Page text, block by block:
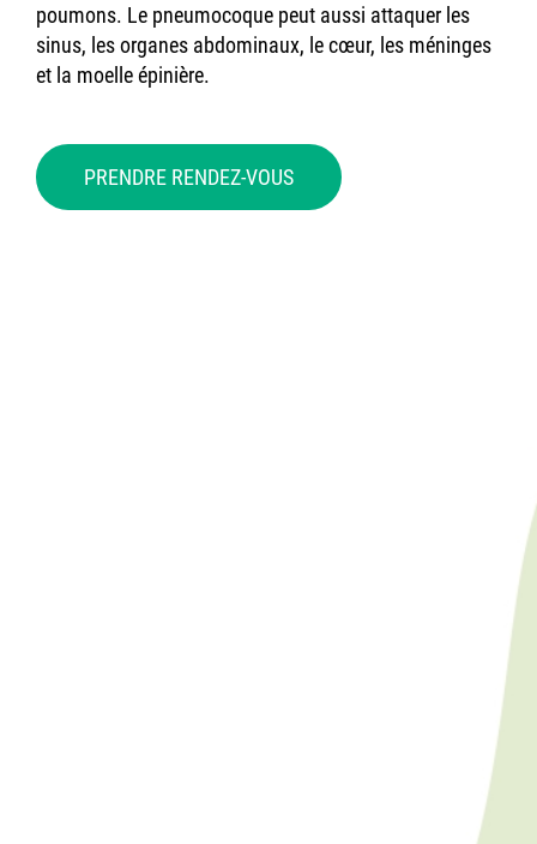
poumons. Le pneumocoque peut aussi attaquer les
sinus, les organes abdominaux, le cœur, les méninges
et la moelle épinière.
PRENDRE RENDEZ-VOUS